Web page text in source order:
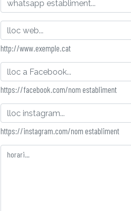
http://www.exemple.cat
https://facebook.com/nom establiment
https://instagram.com/nom establiment